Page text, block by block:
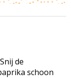
de
schoon